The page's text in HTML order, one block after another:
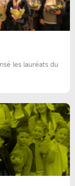
les lauréats du